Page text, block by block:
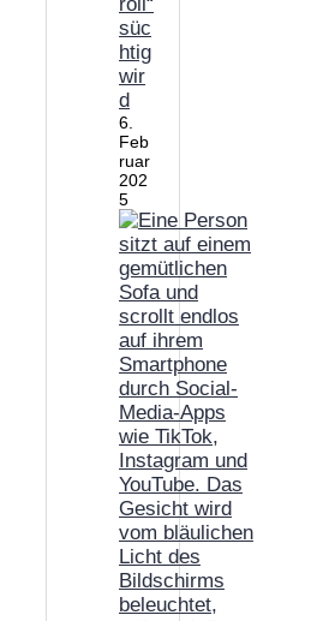
süc
htig
wir
d
6.
Feb
ruar
202
5